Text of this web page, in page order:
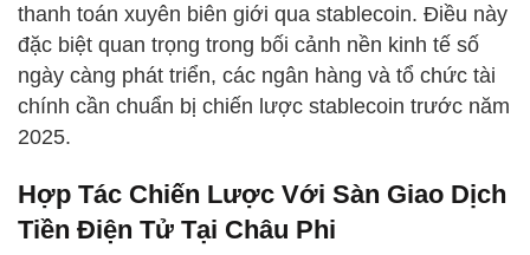
thanh toán xuyên biên giới qua stablecoin. Điều này
đặc biệt quan trọng trong bối cảnh nền kinh tế số
ngày càng phát triển, các ngân hàng và tổ chức tài
chính cần chuẩn bị chiến lược stablecoin trước năm
2025.
Hợp Tác Chiến Lược Với Sàn Giao Dịch
Tiền Điện Tử Tại Châu Phi